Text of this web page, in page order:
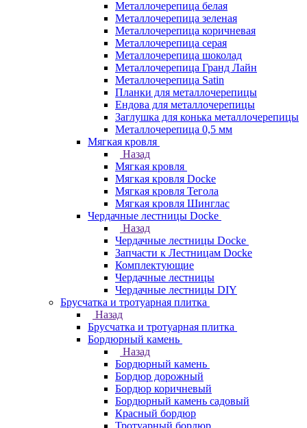
Металлочерепица белая
Металлочерепица зеленая
Металлочерепица коричневая
Металлочерепица серая
Металлочерепица шоколад
Металлочерепица Гранд Лайн
Металлочерепица Satin
Планки для металлочерепицы
Ендова для металлочерепицы
Заглушка для конька металлочерепицы
Металлочерепица 0,5 мм
Мягкая кровля
Назад
Мягкая кровля
Мягкая кровля Docke
Мягкая кровля Тегола
Мягкая кровля Шинглас
Чердачные лестницы Docke
Назад
Чердачные лестницы Docke
Запчасти к Лестницам Docke
Комплектующие
Чердачные лестницы
Чердачные лестницы DIY
Брусчатка и тротуарная плитка
Назад
Брусчатка и тротуарная плитка
Бордюрный камень
Назад
Бордюрный камень
Бордюр дорожный
Бордюр коричневый
Бордюрный камень садовый
Красный бордюр
Тротуарный бордюр